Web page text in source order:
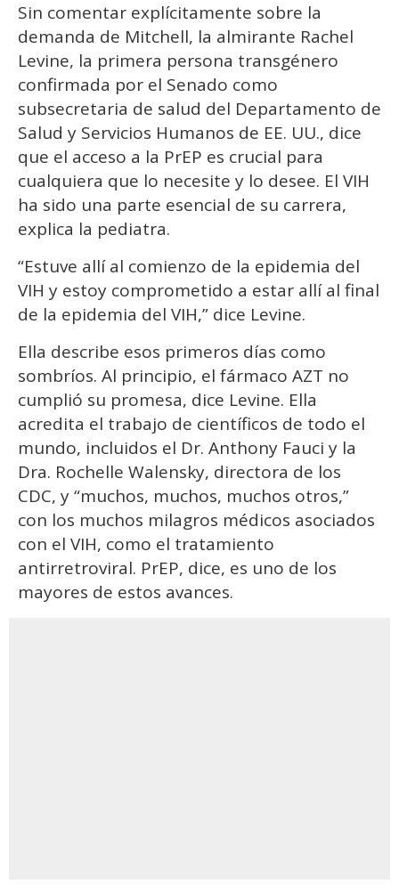
Sin comentar explícitamente sobre la
demanda de Mitchell, la almirante Rachel
Levine, la primera persona transgénero
confirmada por el Senado como
subsecretaria de salud del Departamento de
Salud y Servicios Humanos de EE. UU., dice
que el acceso a la PrEP es crucial para
cualquiera que lo necesite y lo desee. El VIH
ha sido una parte esencial de su carrera,
explica la pediatra.
“Estuve allí al comienzo de la epidemia del
VIH y estoy comprometido a estar allí al final
de la epidemia del VIH,” dice Levine.
Ella describe esos primeros días como
sombríos. Al principio, el fármaco AZT no
cumplió su promesa, dice Levine. Ella
acredita el trabajo de científicos de todo el
mundo, incluidos el Dr. Anthony Fauci y la
Dra. Rochelle Walensky, directora de los
CDC, y “muchos, muchos, muchos otros,”
con los muchos milagros médicos asociados
con el VIH, como el tratamiento
antirretroviral. PrEP, dice, es uno de los
mayores de estos avances.